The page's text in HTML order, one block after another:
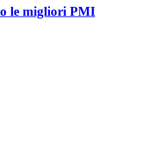
le migliori PMI